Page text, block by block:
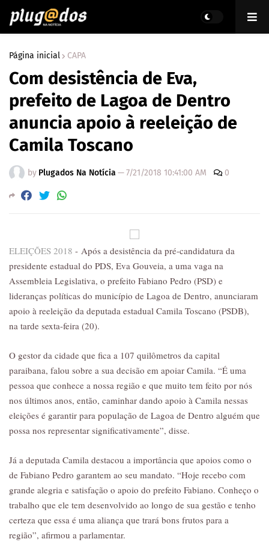
Página inicial CAPA
Com desistência de Eva,
prefeito de Lagoa de Dentro
anuncia apoio à reeleição de
Camila Toscano
by Plugados Na Notícia —7/21/2018 10:41:00 AM 0
ELEIÇÕES 2018 - Após a desistência da pré-candidatura da
presidente estadual do PDS, Eva Gouveia, a uma vaga na
Assembleia Legislativa, o prefeito Fabiano Pedro (PSD) e
lideranças políticas do município de Lagoa de Dentro, anunciaram
apoio à reeleição da deputada estadual Camila Toscano (PSDB),
na tarde sexta-feira (20).
O gestor da cidade que fica a 107 quilômetros da capital
paraibana, falou sobre a sua decisão em apoiar Camila. “É uma
pessoa que conhece a nossa região e que muito tem feito por nós
nos últimos anos, então, caminhar dando apoio à Camila nessas
eleições é garantir para população de Lagoa de Dentro alguém que
possa nos representar significativamente”, disse.
Já a deputada Camila destacou a importância que apoios como o
de Fabiano Pedro garantem ao seu mandato. “Hoje recebo com
grande alegria e satisfação o apoio do prefeito Fabiano. Conheço o
trabalho que ele tem desenvolvido ao longo de sua gestão e tenho
certeza que essa é uma aliança que trará bons frutos para a
região”, afirmou a parlamentar.